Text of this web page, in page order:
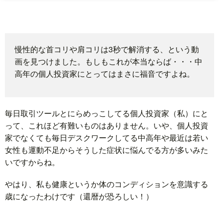
ド
言
自
慢性的な首コリや肩コリは3秒で解消する、という動
画を見つけました。もしもこれが本当ならば・・・中
高年の個人投資家にとってはまさに福音ですよね。
毎日取引ツールとにらめっこしてる個人投資家（私）にと
って、これほど有難いものはありません。いや、個人投資
家でなくても毎日デスクワークしてる中高年や最近は若い
女性も運動不足からそうした症状に悩んでる方が多いみた
いですからね。
やはり、私も健康というか体のコンディションを意識する
歳になったわけです（還暦が恐ろしい！）